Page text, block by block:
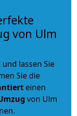
von Ulm
lassen Sie
Sie die
einen
von Ulm